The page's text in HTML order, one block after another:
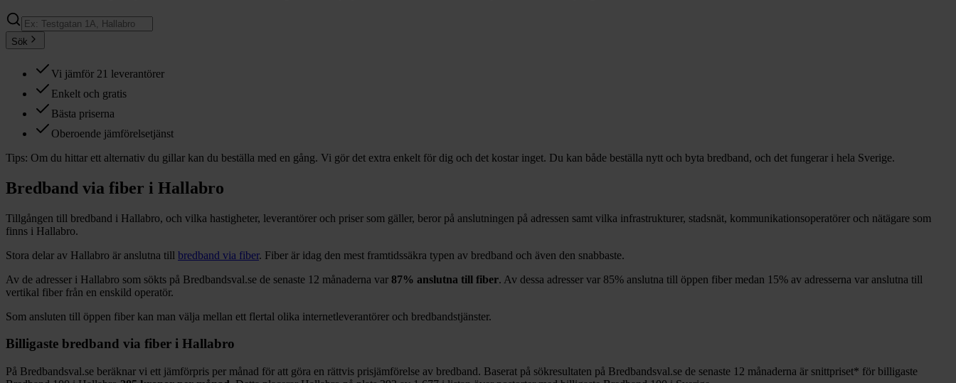
Sök
Vi jämför 21 leverantörer
Enkelt och gratis
Bästa priserna
Oberoende jämförelsetjänst
Tips: Om du hittar ett alternativ du gillar kan du beställa med en gång. Vi gör det extra enkelt för dig och det kostar inget. Du kan både beställa nytt och byta bredband, och det fungerar i hela Sverige.
Bredband via fiber i Hallabro
Tillgången till bredband i Hallabro, och vilka hastigheter, leverantörer och priser som gäller, beror på anslutningen på adressen samt vilka infrastrukturer, stadsnät, kommunikationsoperatörer och nätägare som
finns i Hallabro.
Stora delar av Hallabro är anslutna till bredband via fiber. Fiber är idag den mest framtidssäkra typen av bredband och även den snabbaste.
Av de adresser i Hallabro som sökts på Bredbandsval.se de senaste 12 månaderna var 87% anslutna till fiber. Av dessa adresser var 85% anslutna till öppen fiber medan 15% av adresserna var anslutna till
vertikal fiber från en enskild operatör.
Som ansluten till öppen fiber kan man välja mellan ett flertal olika internetleverantörer och bredbandstjänster.
Billigaste bredband via fiber i Hallabro
På Bredbandsval.se beräknar vi ett jämförpris per månad för att göra en rättvis prisjämförelse av bredband. Baserat på sökresultaten på Bredbandsval.se de senaste 12 månaderna är snittpriset* för billigaste